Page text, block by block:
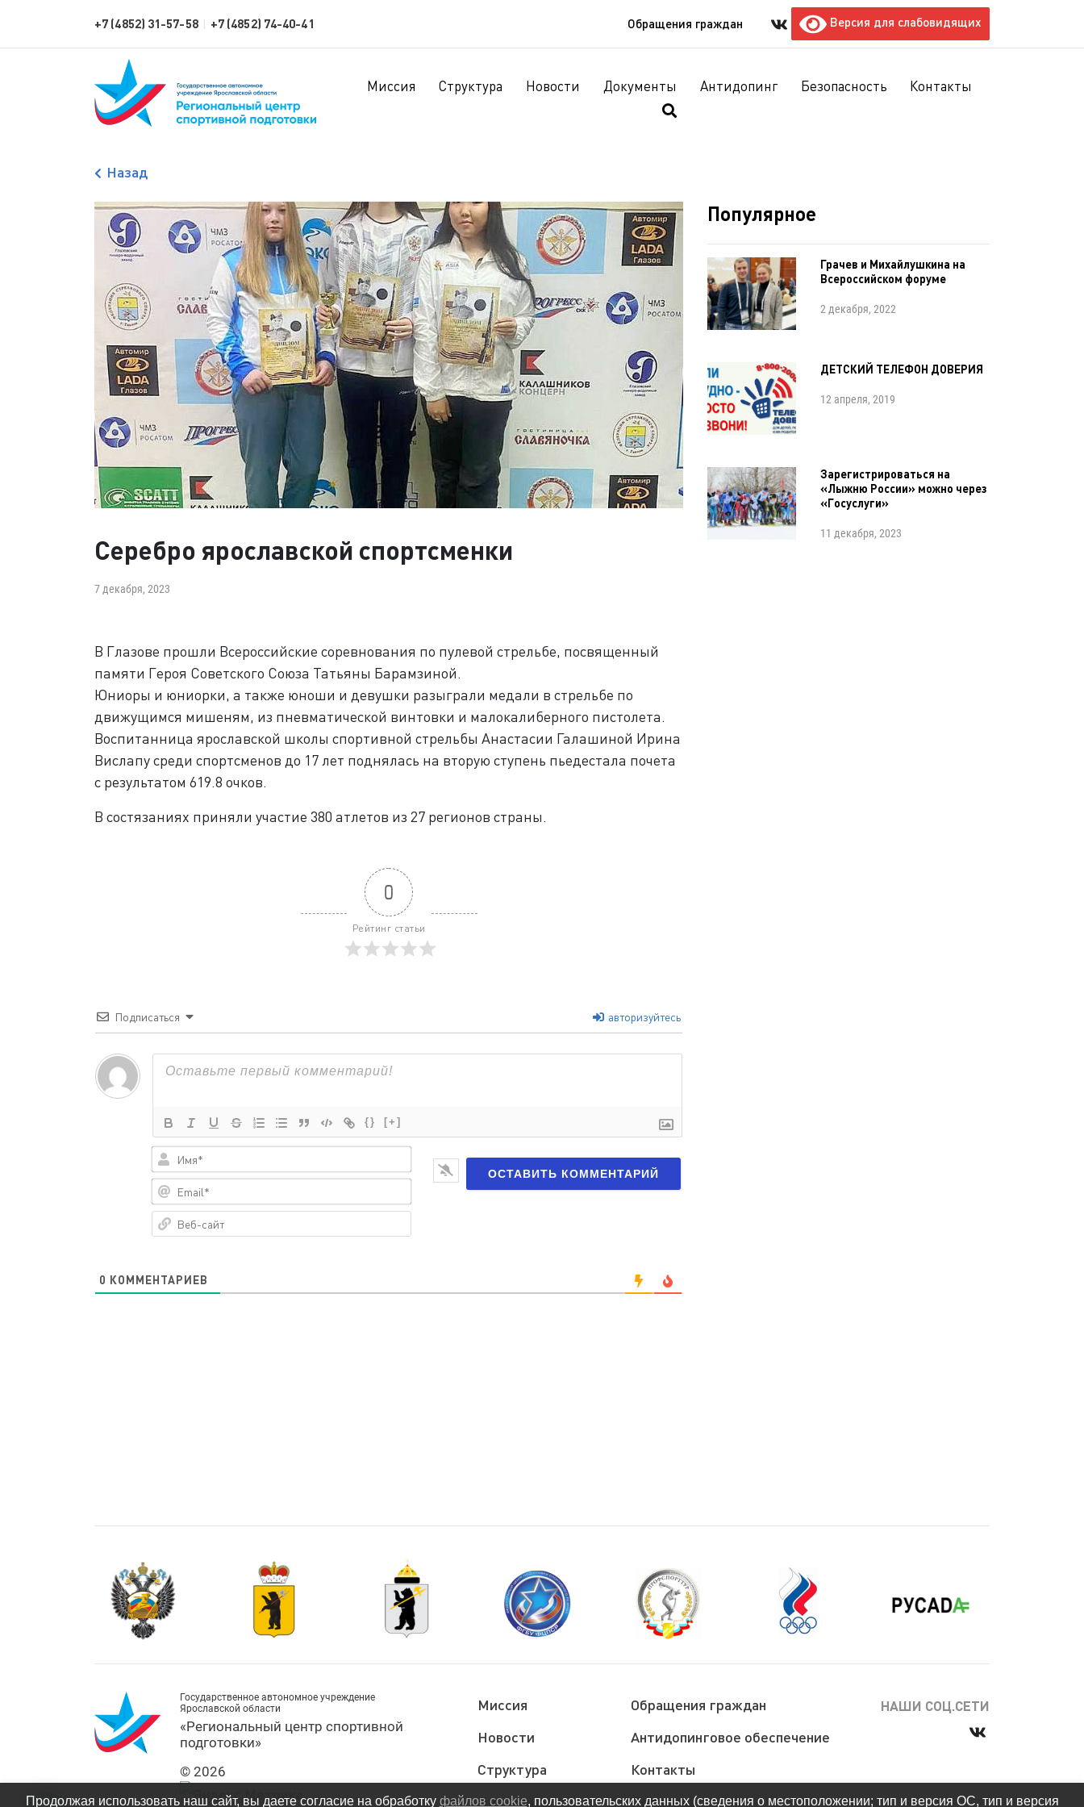
+7 (4852) 31-57-58 | +7 (4852) 74-40-41 Обращения граждан Версия для слабовидящих
Миссия Структура Новости Документы Антидопинг Безопасность Контакты
Назад
Серебро ярославской спортсменки
7 декабря, 2023
В Глазове прошли Всероссийские соревнования по пулевой стрельбе, посвященный
памяти Героя Советского Союза Татьяны Барамзиной.
Юниоры и юниорки, а также юноши и девушки разыграли медали в стрельбе по
движущимся мишеням, из пневматической винтовки и малокалиберного пистолета.
Воспитанница ярославской школы спортивной стрельбы Анастасии Галашиной Ирина
Вислапу среди спортсменов до 17 лет поднялась на вторую ступень пьедестала почета
с результатом 619.8 очков.
В состязаниях приняли участие 380 атлетов из 27 регионов страны.
0
Рейтинг статьи
Подписаться авторизуйтесь
{} [+]
Имя*
Email*
сайт
0 КОММЕНТАРИЕВ
Популярное
Грачев и Михайлушкина на
Всероссийском форуме
2 декабря, 2022
ДЕТСКИЙ ТЕЛЕФОН ДОВЕРИЯ
12 апреля, 2019
Зарегистрироваться на
«Лыжню России» можно через
«Госуслуги»
11 декабря, 2023
Государственное автономное учреждение
Ярославской области
«Региональный центр спортивной
подготовки»
© 2026
Миссия
Новости
Структура
Документы
Обращения граждан
Антидопинговое обеспечение
Контакты
Политика
НАШИ СОЦ.СЕТИ
Продолжая использовать наш сайт, вы даете согласие на обработку файлов cookie, пользовательских данных (сведения о местоположении; тип и версия ОС, тип и версия